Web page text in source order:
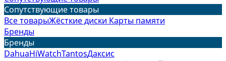
Сопутствующие товары
Все товарыЖёсткие диски Карты памяти
Бренды
Бренды
DahuaHiWatchTantosДаксис